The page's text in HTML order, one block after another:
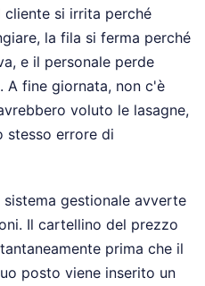
si irrita perché
la fila si ferma perché
e il personale perde
A fine giornata, non c'è
voluto le lasagne,
stesso errore di
sistema gestionale avverte
Il cartellino del prezzo
prima che il
posto viene inserito un